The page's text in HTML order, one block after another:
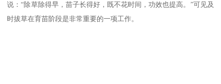
说：“除草除得早，苗子长得好，既不花时间，功效也提高。”可见及
时拔草在育苗阶段是非常重要的一项工作。